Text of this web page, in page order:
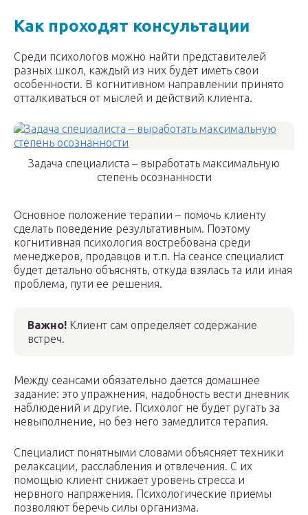
Как проходят консультации
Среди психологов можно найти представителей
разных школ, каждый из них будет иметь свои
особенности. В когнитивном направлении принято
отталкиваться от мыслей и действий клиента.
Задача специалиста – выработать максимальную
степень осознанности
Основное положение терапии – помочь клиенту
сделать поведение результативным. Поэтому
когнитивная психология востребована среди
менеджеров, продавцов и т.п. На сеансе специалист
будет детально объяснять, откуда взялась та или иная
проблема, пути ее решения.
Важно! Клиент сам определяет содержание
встреч.
Между сеансами обязательно дается домашнее
задание: это упражнения, надобность вести дневник
наблюдений и другие. Психолог не будет ругать за
невыполнение, но без него замедлится терапия.
Специалист понятными словами объясняет техники
релаксации, расслабления и отвлечения. С их
помощью клиент снижает уровень стресса и
нервного напряжения. Психологические приемы
позволяют беречь силы организма.